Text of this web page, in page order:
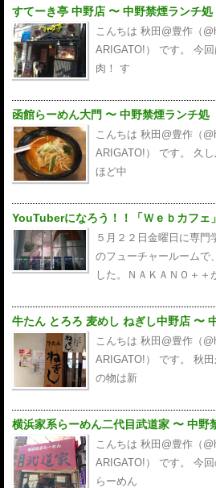
すてーき亭 中野店 〜 中野禁煙ランチ処
こんちは 秋田@豊作（
ARIGATO!） です。 今
肉！ す
函館らーめん大門 〜 中野禁煙ランチ処
こんちは 秋田@豊作（
ARIGATO!） です。 久
ほど中
YouTuberになろう！！「Ｗｅｂカフェ
５月２２日金曜日に専門
のフューチャールームで
した。ＮＡＫＡＮＯ＋
牛たん とろろ 麦めし ねぎし中野店 〜
こんちは 秋田@豊作（
ARIGATO!） です。 秋
の物は新
横浜家系らーめん二代目武道家 〜 中野
こんちは 秋田@豊作（
ARIGATO!） です。 今
らーめん